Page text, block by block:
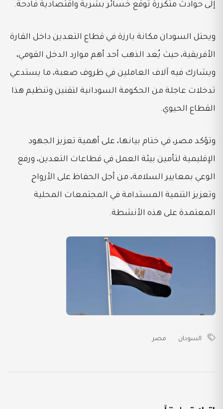
إلى حوادث متكررة توقع خسائر بشرية واقتصادية فادحة.
ويحتل السودان مكانة بارزة في قطاع التعدين داخل القارة
الأفريقية، حيث يُعد الذهب أحد أهم موارد الدخل القومي،
ويشارك فيه آلاف العاملين في ظروف صعبة، ما يستدعي
تدخلات عاجلة من الحكومة السودانية لتقنين وتنظيم هذا
القطاع الحيوي.
وتؤكد مصر، في ختام بيانها، على أهمية تعزيز الجهود
الإقليمية لتأمين بيئة العمل في قطاعات التعدين، ورفع
الوعي بمعايير السلامة، من أجل الحفاظ على الأرواح
وتعزيز التنمية المستدامة في المجتمعات المحلية
المعتمدة على هذه الأنشطة.
السودان مصر